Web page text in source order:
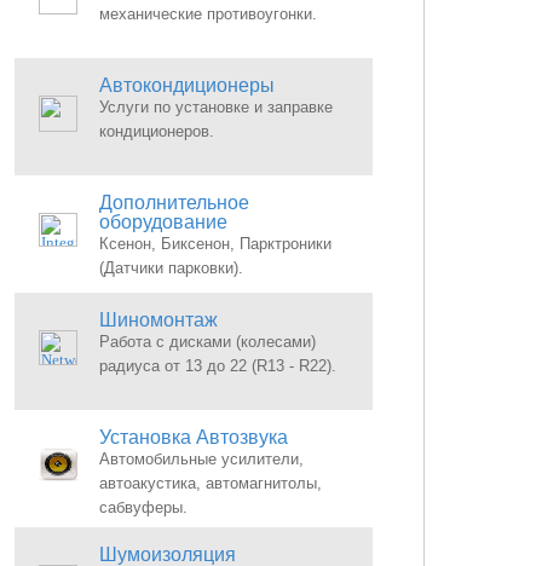
механические противоугонки.
Автокондиционеры
Услуги по установке и заправке
кондиционеров.
Дополнительное
оборудование
Ксенон, Биксенон, Парктроники
(Датчики парковки).
Шиномонтаж
Работа с дисками (колесами)
радиуса от 13 до 22 (R13 - R22).
Установка Автозвука
Автомобильные усилители,
автоакустика, автомагнитолы,
сабвуферы.
Шумоизоляция